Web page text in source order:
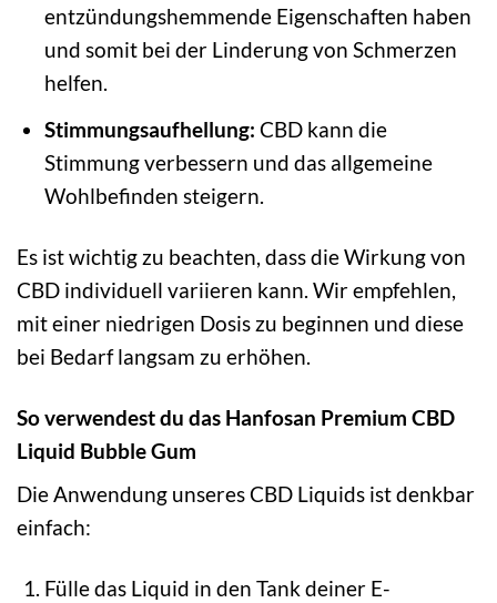
entzündungshemmende Eigenschaften haben
und somit bei der Linderung von Schmerzen
helfen.
Stimmungsaufhellung: CBD kann die
Stimmung verbessern und das allgemeine
Wohlbefinden steigern.
Es ist wichtig zu beachten, dass die Wirkung von
CBD individuell variieren kann. Wir empfehlen,
mit einer niedrigen Dosis zu beginnen und diese
bei Bedarf langsam zu erhöhen.
So verwendest du das Hanfosan Premium CBD
Liquid Bubble Gum
Die Anwendung unseres CBD Liquids ist denkbar
einfach:
Fülle das Liquid in den Tank deiner E-